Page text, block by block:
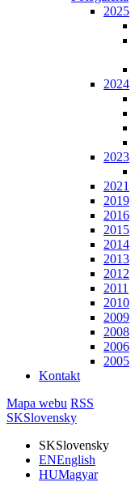
2025
2024
2023
2021
2019
2016
2015
2014
2013
2012
2011
2010
2009
2008
2006
2005
Kontakt
Mapa webu RSS
SKSlovensky
SKSlovensky
ENEnglish
HUMagyar